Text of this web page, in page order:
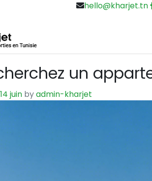
hello@kharjet.tn
un
14 juin byadmin-kharjet